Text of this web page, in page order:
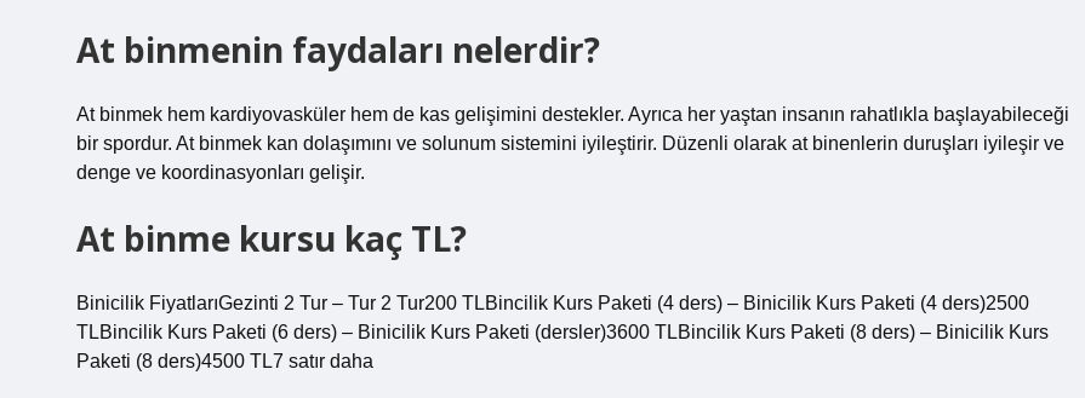
At binmenin faydaları nelerdir?
At binmek hem kardiyovasküler hem de kas gelişimini destekler. Ayrıca her yaştan insanın rahatlıkla başlayabileceği
bir spordur. At binmek kan dolaşımını ve solunum sistemini iyileştirir. Düzenli olarak at binenlerin duruşları iyileşir ve
denge ve koordinasyonları gelişir.
At binme kursu kaç TL?
Binicilik FiyatlarıGezinti 2 Tur – Tur 2 Tur200 TLBincilik Kurs Paketi (4 ders) – Binicilik Kurs Paketi (4 ders)2500
TLBincilik Kurs Paketi (6 ders) – Binicilik Kurs Paketi (dersler)3600 TLBincilik Kurs Paketi (8 ders) – Binicilik Kurs
Paketi (8 ders)4500 TL7 satır daha